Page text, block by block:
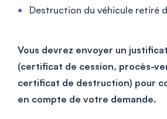
Destruction du véhicule retiré
Vous devrez envoyer un
(certificat de cession, procès-
certificat de destruction) pour
en compte de votre demande.